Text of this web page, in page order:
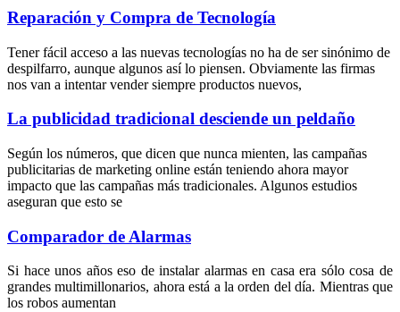
Reparación y Compra de Tecnología
Tener fácil acceso a las nuevas tecnologías no ha de ser sinónimo de
despilfarro, aunque algunos así lo piensen. Obviamente las firmas
nos van a intentar vender siempre productos nuevos,
La publicidad tradicional desciende un peldaño
Según los números, que dicen que nunca mienten, las campañas
publicitarias de marketing online están teniendo ahora mayor
impacto que las campañas más tradicionales. Algunos estudios
aseguran que esto se
Comparador de Alarmas
Si hace unos años eso de instalar alarmas en casa era sólo cosa de
grandes multimillonarios, ahora está a la orden del día. Mientras que
los robos aumentan